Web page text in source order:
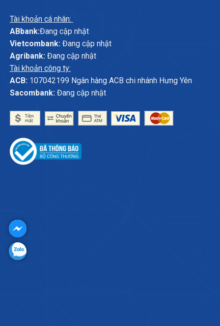
Tài khoản cá nhân:
ABbank:Đang cập nhật
Vietcombank:Đang cập nhật
Agribank:Đang cập nhật
Tài khoản công ty:
ACB:107042199 Ngân hàng ACB chi nhánh Hưng Yên
Sacombank:Đang cập nhật